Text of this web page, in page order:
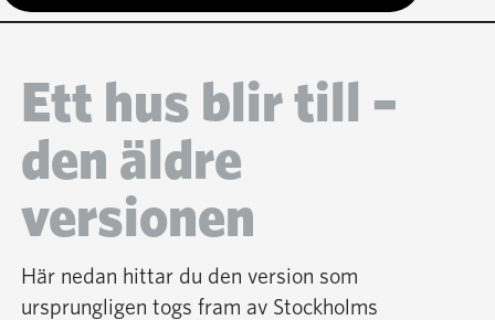
Ett hus blir till –
den äldre
versionen
Här nedan hittar du den version som
ursprungligen togs fram av Stockholms